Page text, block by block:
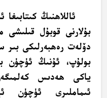
ئاللاھنىڭ
بۇلارنى قوبۇل
دۆلەت رەھبەرلىكى بىر
بولۇپ، ئۇنىڭ ئۈچۈن
ياكى ھەدىس
ئىماملىرى ئۈچۈن